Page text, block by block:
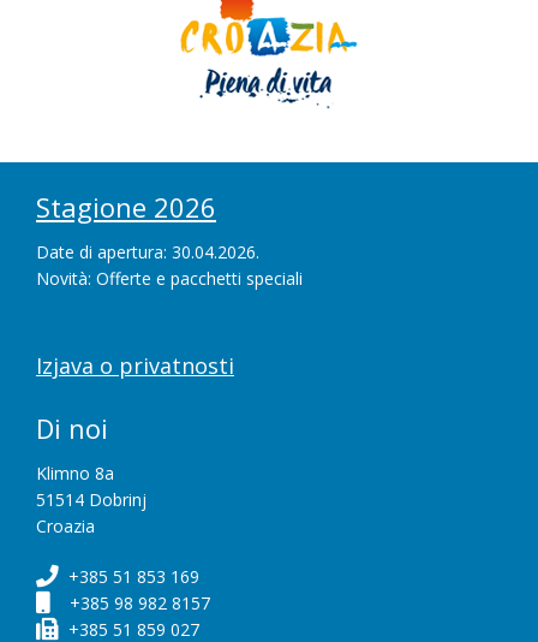
Stagione 2026
Date di apertura: 30.04.2026.
Novità: Offerte e pacchetti speciali
Izjava o privatnosti
Di noi
Klimno 8a
51514 Dobrinj
Croazia
+385 51 853 169
+385 98 982 8157
+385 51 859 027